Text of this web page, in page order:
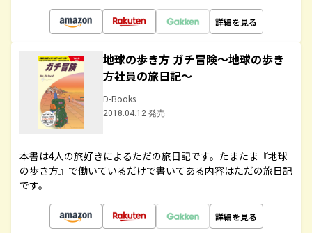
詳細を見る
地球の歩き方 ガチ冒険～地球の歩き
方社員の旅日記～
D-Books
2018.04.12 発売
本書は4人の旅好きによるただの旅日記です。たまたま『地球
の歩き方』で働いているだけで書いてある内容はただの旅日記
です。
詳細を見る